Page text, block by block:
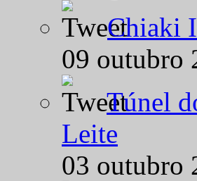
Chiaki
09 outubro
Túnel
Leite
03 outubro